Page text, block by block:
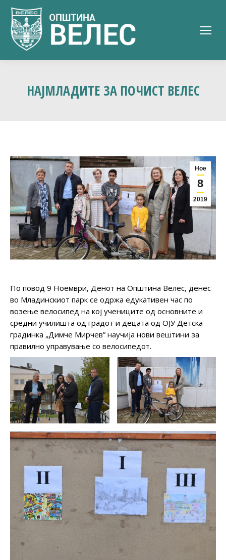
НАЈМЛАДИТЕ ЗА ПОЧИСТ ВЕЛЕС
Ное
8
2019
По повод 9 Ноември, Денот на Општина Велес, денес
во Младинскиот парк се одржа едукативен час по
возење велосипед на кој учениците од основните и
средни училишта од градот и децата од ОЈУ Детска
градинка „Димче Мирчев” научија нови вештини за
правилно управување со велосипедот.